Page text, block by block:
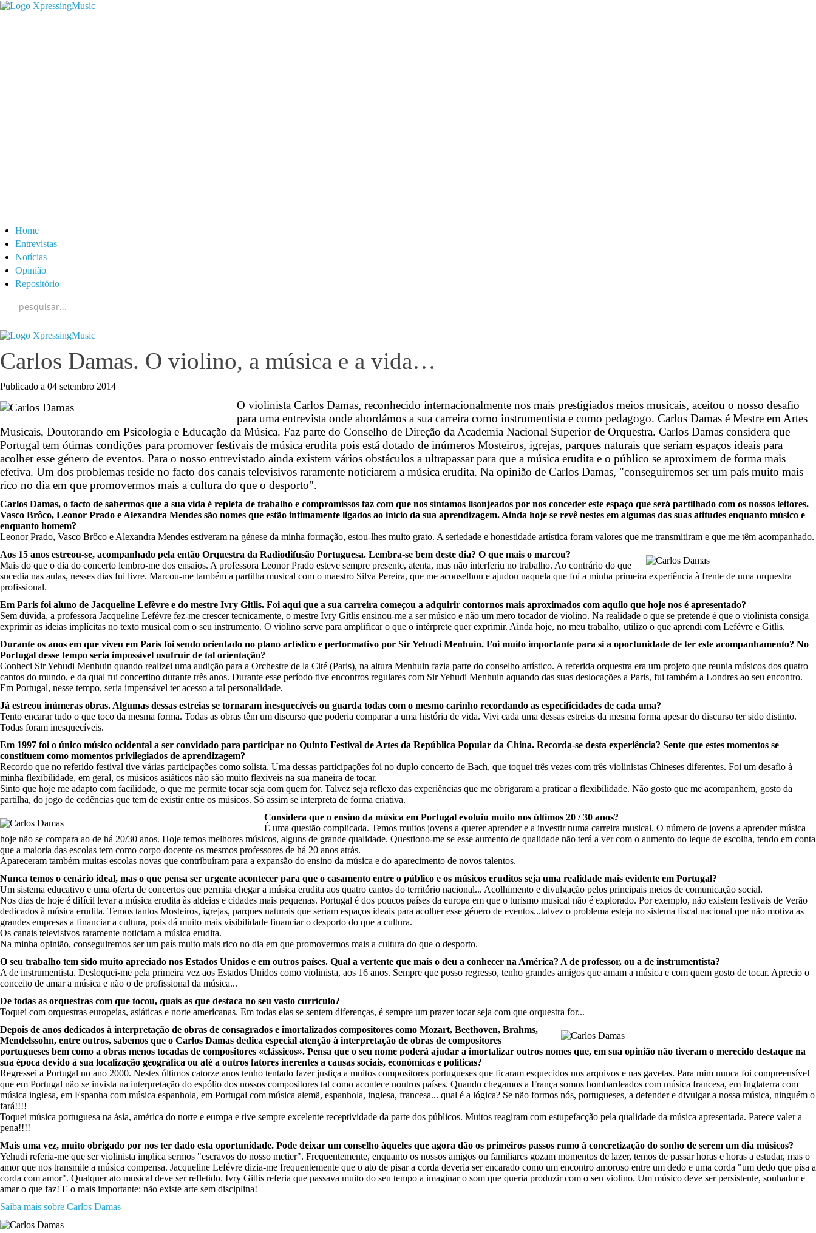
Home
Entrevistas
Notícias
Opinião
Repositório
Carlos Damas. O violino, a música e a vida…
Publicado a 04 setembro 2014
O violinista Carlos Damas, reconhecido internacionalmente nos mais prestigiados meios musicais, aceitou o nosso desafio
para uma entrevista onde abordámos a sua carreira como instrumentista e como pedagogo. Carlos Damas é Mestre em Artes
Musicais, Doutorando em Psicologia e Educação da Música. Faz parte do Conselho de Direção da Academia Nacional Superior de Orquestra. Carlos Damas considera que
Portugal tem ótimas condições para promover festivais de música erudita pois está dotado de inúmeros Mosteiros, igrejas, parques naturais que seriam espaços ideais para
acolher esse género de eventos. Para o nosso entrevistado ainda existem vários obstáculos a ultrapassar para que a música erudita e o público se aproximem de forma mais
efetiva. Um dos problemas reside no facto dos canais televisivos raramente noticiarem a música erudita. Na opinião de Carlos Damas, "conseguiremos ser um país muito mais
rico no dia em que promovermos mais a cultura do que o desporto".
Carlos Damas, o facto de sabermos que a sua vida é repleta de trabalho e compromissos faz com que nos sintamos lisonjeados por nos conceder este espaço que será partilhado com os nossos leitores.
Vasco Brôco, Leonor Prado e Alexandra Mendes são nomes que estão intimamente ligados ao início da sua aprendizagem. Ainda hoje se revê nestes em algumas das suas atitudes enquanto músico e
enquanto homem?
Leonor Prado, Vasco Brôco e Alexandra Mendes estiveram na génese da minha formação, estou-lhes muito grato. A seriedade e honestidade artística foram valores que me transmitiram e que me têm acompanhado.
Aos 15 anos estreou-se, acompanhado pela então Orquestra da Radiodifusão Portuguesa. Lembra-se bem deste dia? O que mais o marcou?
Mais do que o dia do concerto lembro-me dos ensaios. A professora Leonor Prado esteve sempre presente, atenta, mas não interferiu no trabalho. Ao contrário do que
sucedia nas aulas, nesses dias fui livre. Marcou-me também a partilha musical com o maestro Silva Pereira, que me aconselhou e ajudou naquela que foi a minha primeira experiência à frente de uma orquestra
profissional.
Em Paris foi aluno de Jacqueline Lefèvre e do mestre Ivry Gitlis. Foi aqui que a sua carreira começou a adquirir contornos mais aproximados com aquilo que hoje nos é apresentado?
Sem dúvida, a professora Jacqueline Lefévre fez-me crescer tecnicamente, o mestre Ivry Gitlis ensinou-me a ser músico e não um mero tocador de violino. Na realidade o que se pretende é que o violinista consiga
exprimir as ideias implícitas no texto musical com o seu instrumento. O violino serve para amplificar o que o intérprete quer exprimir. Ainda hoje, no meu trabalho, utilizo o que aprendi com Lefévre e Gitlis.
Durante os anos em que viveu em Paris foi sendo orientado no plano artístico e performativo por Sir Yehudi Menhuin. Foi muito importante para si a oportunidade de ter este acompanhamento? No
Portugal desse tempo seria impossível usufruir de tal orientação?
Conheci Sir Yehudi Menhuin quando realizei uma audição para a Orchestre de la Cité (Paris), na altura Menhuin fazia parte do conselho artístico. A referida orquestra era um projeto que reunia músicos dos quatro
cantos do mundo, e da qual fui concertino durante três anos. Durante esse período tive encontros regulares com Sir Yehudi Menhuin aquando das suas deslocações a Paris, fui também a Londres ao seu encontro.
Em Portugal, nesse tempo, seria impensável ter acesso a tal personalidade.
Já estreou inúmeras obras. Algumas dessas estreias se tornaram inesquecíveis ou guarda todas com o mesmo carinho recordando as especificidades de cada uma?
Tento encarar tudo o que toco da mesma forma. Todas as obras têm um discurso que poderia comparar a uma história de vida. Vivi cada uma dessas estreias da mesma forma apesar do discurso ter sido distinto.
Todas foram inesquecíveis.
Em 1997 foi o único músico ocidental a ser convidado para participar no Quinto Festival de Artes da República Popular da China. Recorda-se desta experiência? Sente que estes momentos se
constituem como momentos privilegiados de aprendizagem?
Recordo que no referido festival tive várias participações como solista. Uma dessas participações foi no duplo concerto de Bach, que toquei três vezes com três violinistas Chineses diferentes. Foi um desafio à
minha flexibilidade, em geral, os músicos asiáticos não são muito flexíveis na sua maneira de tocar.
Sinto que hoje me adapto com facilidade, o que me permite tocar seja com quem for. Talvez seja reflexo das experiências que me obrigaram a praticar a flexibilidade. Não gosto que me acompanhem, gosto da
partilha, do jogo de cedências que tem de existir entre os músicos. Só assim se interpreta de forma criativa.
Considera que o ensino da música em Portugal evoluiu muito nos últimos 20 / 30 anos?
É uma questão complicada. Temos muitos jovens a querer aprender e a investir numa carreira musical. O número de jovens a aprender música
hoje não se compara ao de há 20/30 anos. Hoje temos melhores músicos, alguns de grande qualidade. Questiono-me se esse aumento de qualidade não terá a ver com o aumento do leque de escolha, tendo em conta
que a maioria das escolas tem como corpo docente os mesmos professores de há 20 anos atrás.
Apareceram também muitas escolas novas que contribuíram para a expansão do ensino da música e do aparecimento de novos talentos.
Nunca temos o cenário ideal, mas o que pensa ser urgente acontecer para que o casamento entre o público e os músicos eruditos seja uma realidade mais evidente em Portugal?
Um sistema educativo e uma oferta de concertos que permita chegar a música erudita aos quatro cantos do território nacional... Acolhimento e divulgação pelos principais meios de comunicação social.
Nos dias de hoje é difícil levar a música erudita às aldeias e cidades mais pequenas. Portugal é dos poucos países da europa em que o turismo musical não é explorado. Por exemplo, não existem festivais de Verão
dedicados à música erudita. Temos tantos Mosteiros, igrejas, parques naturais que seriam espaços ideais para acolher esse género de eventos...talvez o problema esteja no sistema fiscal nacional que não motiva as
grandes empresas a financiar a cultura, pois dá muito mais visibilidade financiar o desporto do que a cultura.
Os canais televisivos raramente noticiam a música erudita.
Na minha opinião, conseguiremos ser um país muito mais rico no dia em que promovermos mais a cultura do que o desporto.
O seu trabalho tem sido muito apreciado nos Estados Unidos e em outros países. Qual a vertente que mais o deu a conhecer na América? A de professor, ou a de instrumentista?
A de instrumentista. Desloquei-me pela primeira vez aos Estados Unidos como violinista, aos 16 anos. Sempre que posso regresso, tenho grandes amigos que amam a música e com quem gosto de tocar. Aprecio o
conceito de amar a música e não o de profissional da música...
De todas as orquestras com que tocou, quais as que destaca no seu vasto currículo?
Toquei com orquestras europeias, asiáticas e norte americanas. Em todas elas se sentem diferenças, é sempre um prazer tocar seja com que orquestra for...
Depois de anos dedicados à interpretação de obras de consagrados e imortalizados compositores como Mozart, Beethoven, Brahms,
Mendelssohn, entre outros, sabemos que o Carlos Damas dedica especial atenção à interpretação de obras de compositores
portugueses bem como a obras menos tocadas de compositores «clássicos». Pensa que o seu nome poderá ajudar a imortalizar outros nomes que, em sua opinião não tiveram o merecido destaque na
sua época devido à sua localização geográfica ou até a outros fatores inerentes a causas sociais, económicas e políticas?
Regressei a Portugal no ano 2000. Nestes últimos catorze anos tenho tentado fazer justiça a muitos compositores portugueses que ficaram esquecidos nos arquivos e nas gavetas. Para mim nunca foi compreensível
que em Portugal não se invista na interpretação do espólio dos nossos compositores tal como acontece noutros países. Quando chegamos a França somos bombardeados com música francesa, em Inglaterra com
música inglesa, em Espanha com música espanhola, em Portugal com música alemã, espanhola, inglesa, francesa... qual é a lógica? Se não formos nós, portugueses, a defender e divulgar a nossa música, ninguém o
fará!!!!
Toquei música portuguesa na ásia, américa do norte e europa e tive sempre excelente receptividade da parte dos públicos. Muitos reagiram com estupefacção pela qualidade da música apresentada. Parece valer a
pena!!!!
Mais uma vez, muito obrigado por nos ter dado esta oportunidade. Pode deixar um conselho àqueles que agora dão os primeiros passos rumo à concretização do sonho de serem um dia músicos?
Yehudi referia-me que ser violinista implica sermos "escravos do nosso metier". Frequentemente, enquanto os nossos amigos ou familiares gozam momentos de lazer, temos de passar horas e horas a estudar, mas o
amor que nos transmite a música compensa. Jacqueline Lefévre dizia-me frequentemente que o ato de pisar a corda deveria ser encarado como um encontro amoroso entre um dedo e uma corda "um dedo que pisa a
corda com amor". Qualquer ato musical deve ser refletido. Ivry Gitlis referia que passava muito do seu tempo a imaginar o som que queria produzir com o seu violino. Um músico deve ser persistente, sonhador e
amar o que faz! E o mais importante: não existe arte sem disciplina!
Saiba mais sobre Carlos Damas